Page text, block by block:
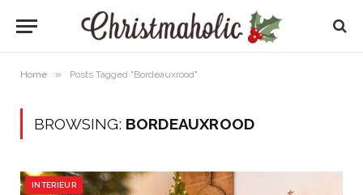
Home » Posts Tagged "Bordeauxrood"
BROWSING: BORDEAUXROOD
INTERIEUR